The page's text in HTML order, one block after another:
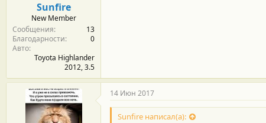
Sunfire
New Member
Сообщения
13
Благодарности
0
Авто
Toyota Highlander
2012, 3.5
14 Июн 2017
Sunfire написал(а):